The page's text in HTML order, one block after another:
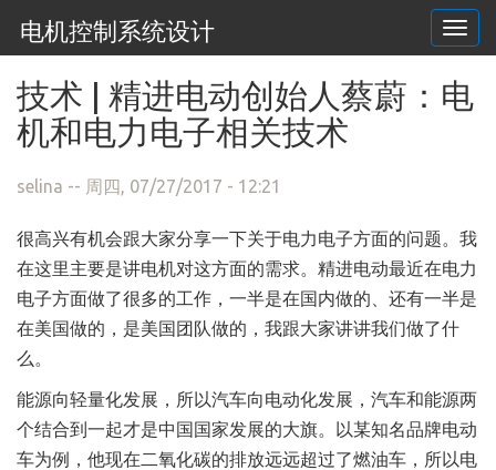
电机控制系统设计
技术 | 精进电动创始人蔡蔚：电
机和电力电子相关技术
selina -- 周四, 07/27/2017 - 12:21
很高兴有机会跟大家分享一下关于电力电子方面的问题。我
在这里主要是讲电机对这方面的需求。精进电动最近在电力
电子方面做了很多的工作，一半是在国内做的、还有一半是
在美国做的，是美国团队做的，我跟大家讲讲我们做了什
么。
能源向轻量化发展，所以汽车向电动化发展，汽车和能源两
个结合到一起才是中国国家发展的大旗。以某知名品牌电动
车为例，他现在二氧化碳的排放远远超过了燃油车，所以电